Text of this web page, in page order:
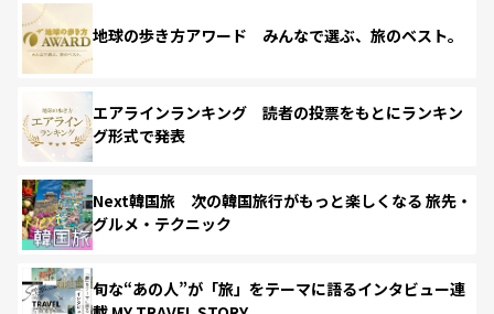
地球の歩き方アワード みんなで選ぶ、旅のベスト。
エアラインランキング 読者の投票をもとにランキン
グ形式で発表
Next韓国旅 次の韓国旅行がもっと楽しくなる 旅先・
グルメ・テクニック
旬な“あの人”が「旅」をテーマに語るインタビュー連